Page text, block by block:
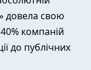
довела свою
компаній
до публічних